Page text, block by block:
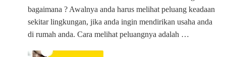
bagaimana ? Awalnya anda harus melihat peluang keadaan
sekitar lingkungan, jika anda ingin mendirikan usaha anda
di rumah anda. Cara melihat peluangnya adalah …